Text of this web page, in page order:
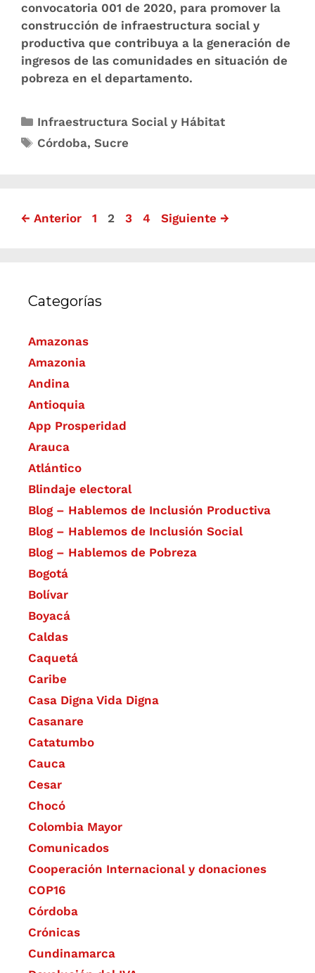
convocatoria 001 de 2020, para promover la
construcción de infraestructura social y
productiva que contribuya a la generación de
ingresos de las comunidades en situación de
pobreza en el departamento.
Infraestructura Social y Hábitat
Córdoba,Sucre
← Anterior 1 2 3 4 Siguiente →
Categorías
Amazonas
Amazonia
Andina
Antioquia
App Prosperidad
Arauca
Atlántico
Blindaje electoral
Blog – Hablemos de Inclusión Productiva
Blog – Hablemos de Inclusión Social
Blog – Hablemos de Pobreza
Bogotá
Bolívar
Boyacá
Caldas
Caquetá
Caribe
Casa Digna Vida Digna
Casanare
Catatumbo
Cauca
Cesar
Chocó
Colombia Mayor
Comunicados
Cooperación Internacional y donaciones
COP16
Córdoba
Crónicas
Cundinamarca